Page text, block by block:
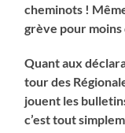
cheminots !
grève pour moins
Quant aux
tour des
jouent les
c’est tout